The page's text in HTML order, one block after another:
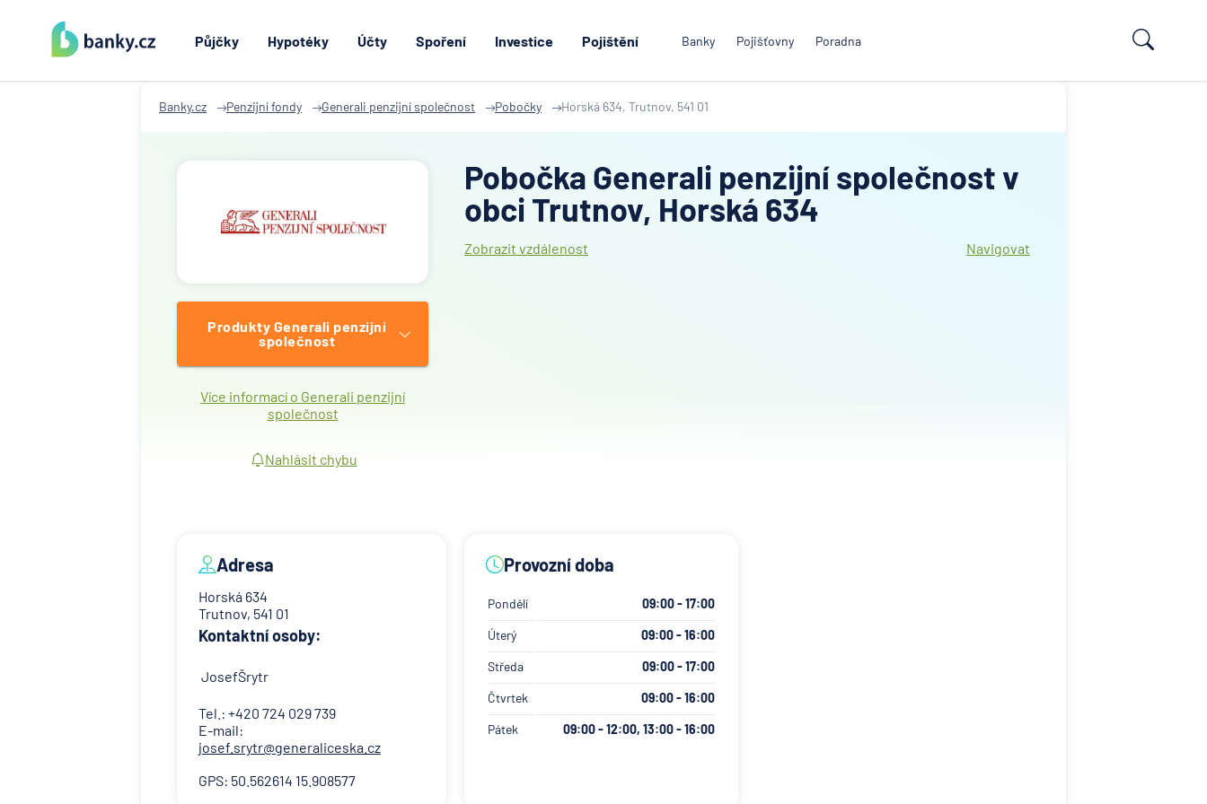
Půjčky Hypotéky Účty Spoření Investice Pojištění Banky Pojišťovny Poradna
Banky.cz Penzijní fondy Generali penzijní společnost Pobočky Horská 634, Trutnov, 541 01
Produkty Generali penzijní
společnost
Více informací o Generali penzijní
společnost
Nahlásit chybu
Pobočka Generali penzijní společnost v
obci Trutnov, Horská 634
Zobrazit vzdálenost Navigovat
Adresa
Horská 634
Trutnov, 541 01
Kontaktní osoby:
JosefŠrytr
Tel.: +420 724 029 739
E-mail:
josef.srytr@generaliceska.cz
GPS: 50.562614 15.908577
Provozní doba
Pondělí 09:00 - 17:00
Úterý 09:00 - 16:00
Středa 09:00 - 17:00
Čtvrtek 09:00 - 16:00
Pátek 09:00 - 12:00, 13:00 - 16:00